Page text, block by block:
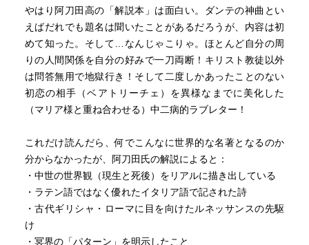
❐文学としての『神曲』の意義
・「近代を理解するための必読書」だそうだ。従来の「教
会以外に救いはない」という教えから、個人の愛、個人の
想いを書いている。
・死後の世界を具体的に書いた。そこに、伝承、神話、叙
事詩、神学など、中世の知識を全体的に網羅している。
・ラテン語を配してイタリア語を確立する道を拓き、ルネ
私は本書と、『ドレの神曲』、神曲本編を同時進行で読み
ましたが、天国篇は大変時間がかかりました。キリスト教
を信仰することについて、当時の社会や古典などが「当然
知っているよね」という前提で書かれていること、そして
比喩が難しすぎ(^_^;)
天国篇って読むと「理解しようとする」ことに集中してし
阿刀田さんありがとうございます！
やはり阿刀田高の「解説本」は面白い。ダンテの神曲とい
えばだれでも題名は聞いたことがあるだろうが、内容は初
めて知った。そして…なんじゃこりゃ。ほとんど自分の周
りの人間関係を自分の好みで一刀両断！キリスト教徒以外
は問答無用で地獄行き！そして二度しかあったことのない
初恋の相手（ベアトリーチェ）を異様なまでに美化した
（マリア様と重ね合わせる）中二病的ラブレター！
これだけ読んだら、何でこんなに世界的な名著となるのか
分からなかったが、阿刀田氏の解説によると：
・中世の世界観（現生と死後）をリアルに描き出している
・ラテン語ではなく優れたイタリア語で記された詩
・古代ギリシャ・ローマに目を向けたルネッサンスの先駆
け
・冥界の「パターン」を明示したこと